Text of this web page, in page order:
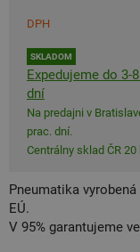
DPH
SKLADOM
Expedujeme do 3-
dní
Na predajni v
prac. dní.
Centrálny sklad ČR 20
Pneumatika
EÚ.
V 95% garantujeme